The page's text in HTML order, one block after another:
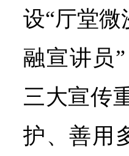
设“厅堂微
融宣讲员
三大宣传
护、善用